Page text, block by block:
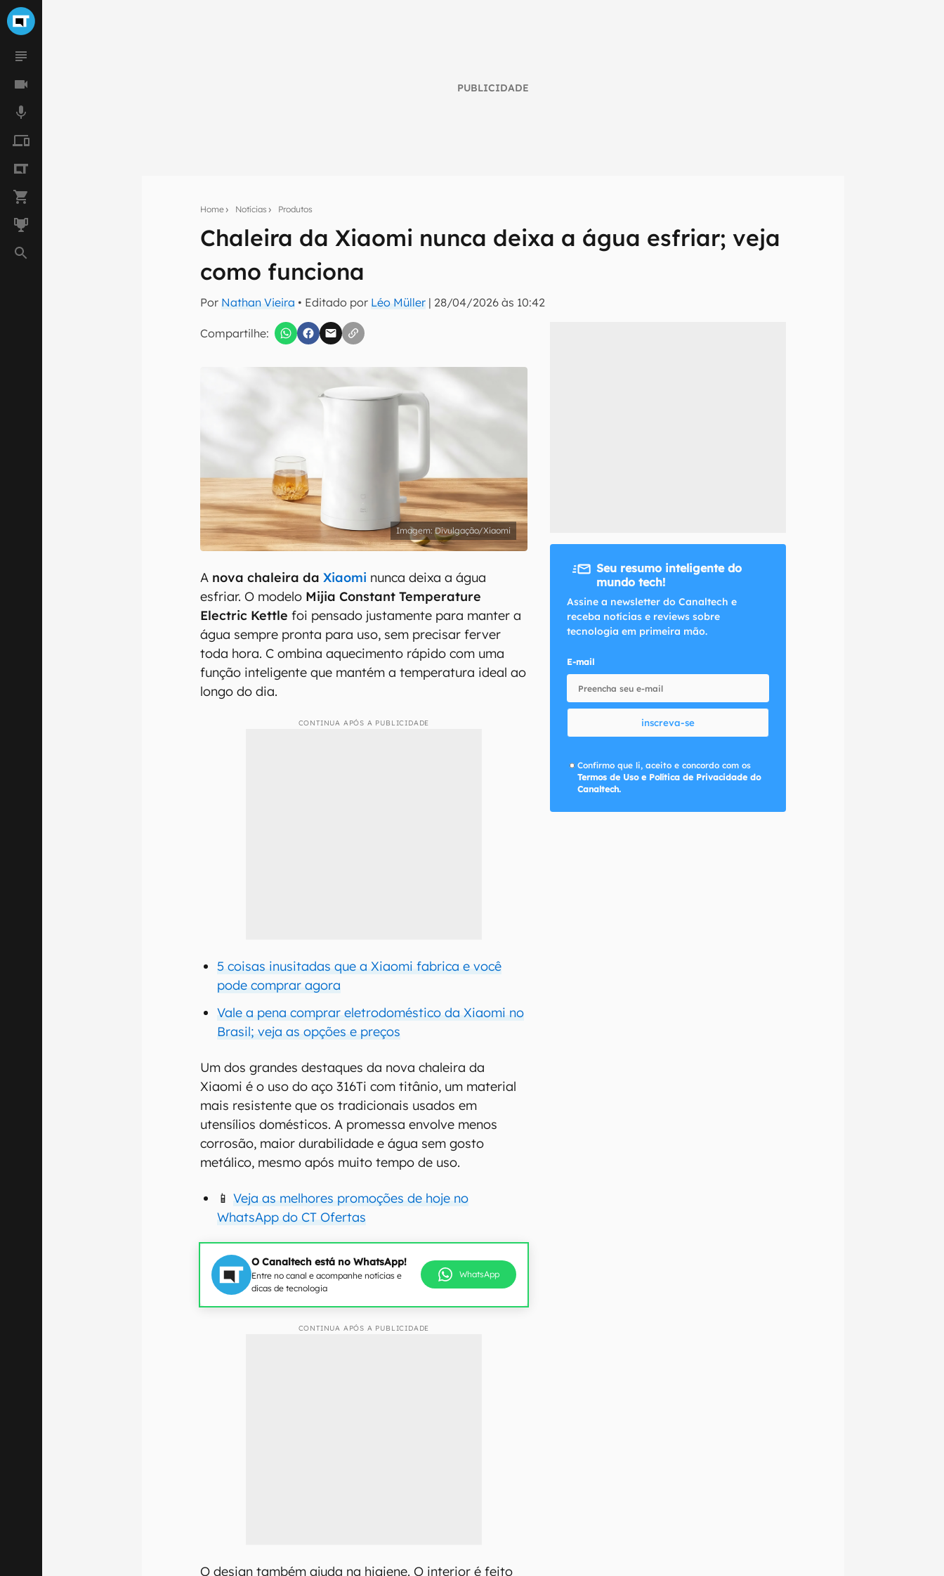
PUBLICIDADE
Home Notícias Produtos
Chaleira da Xiaomi nunca deixa a água esfriar; veja
como funciona
Por Nathan Vieira • Editado por Léo Müller | 28/04/2026 às 10:42
Compartilhe:
Seu resumo inteligente do mundo tech!
Assine a newsletter do Canaltech e receba notícias e reviews sobre tecnologia em primeira
mão.
inscreva-se
Divulgação/Xiaomi
A nova chaleira daXiaomi nunca deixa a água
esfriar. O modelo Mijia Constant Temperature
Electric Kettle foi pensado justamente para manter a
água sempre pronta para uso, sem precisar ferver
toda hora. C ombina aquecimento rápido com uma
função inteligente que mantém a temperatura ideal ao
longo do dia.
CONTINUA APÓS A PUBLICIDADE
5 coisas inusitadas que a Xiaomi fabrica e você
pode comprar agora
Vale a pena comprar eletrodoméstico da Xiaomi no
Brasil; veja as opções e preços
Um dos grandes destaques da nova chaleira da
Xiaomi é o uso do aço 316Ti com titânio, um material
mais resistente que os tradicionais usados em
utensílios domésticos. A promessa envolve menos
corrosão, maior durabilidade e água sem gosto
metálico, mesmo após muito tempo de uso.
📱Veja as melhores promoções de hoje no
WhatsApp do CT Ofertas
O Canaltech está no WhatsApp!
Entre no canal e acompanhe notícias e
dicas de tecnologia
WhatsApp
CONTINUA APÓS A PUBLICIDADE
O design também ajuda na higiene. O interior é feito
Seu resumo inteligente do
mundo tech!
Assine a newsletter do Canaltech e
receba notícias e reviews sobre
tecnologia em primeira mão.
E-mail
inscreva-se
Confirmo que li, aceito e concordo com os
Termos de Uso e Política de Privacidade do
Canaltech.